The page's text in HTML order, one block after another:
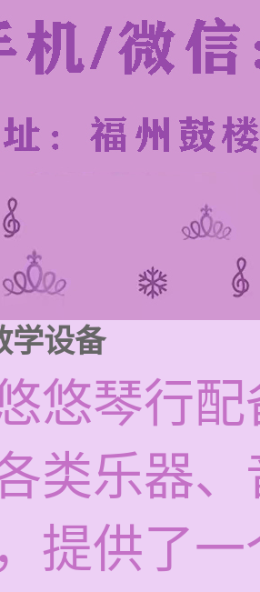
学设备
悠琴行
类乐器
提供了